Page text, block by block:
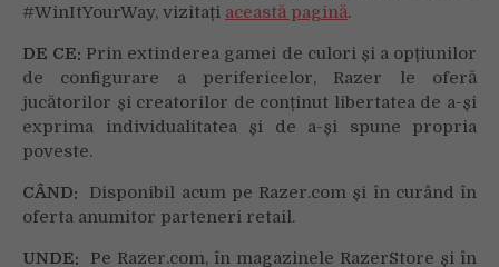
#WinItYourWay, vizitați această pagină.
DE CE: Prin extinderea gamei de culori și a opțiunilor
de configurare a perifericelor, Razer le oferă
jucătorilor și creatorilor de conținut libertatea de a-și
exprima individualitatea și de a-și spune propria
poveste.
CÂND: Disponibil acum pe Razer.com și în curând în
oferta anumitor parteneri retail.
UNDE: Pe Razer.com, în magazinele RazerStore și în